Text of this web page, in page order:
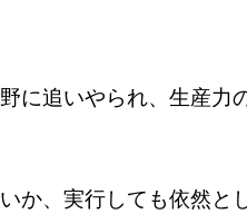
に追いやられ、生産力
か、実行しても依然と